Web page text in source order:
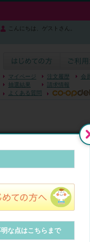
こんにちは、ゲストさん。
マイページ 注文履歴
会
抽選結果
請求情報
よくある質問
ださい。
ます
ログイ
な点はこちらまで